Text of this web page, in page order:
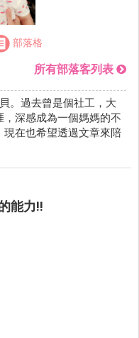
部落格
所有部落客列表
。過去曾是個社工，大
深感成為一個媽媽的不
在也希望透過文章來陪
能力!!